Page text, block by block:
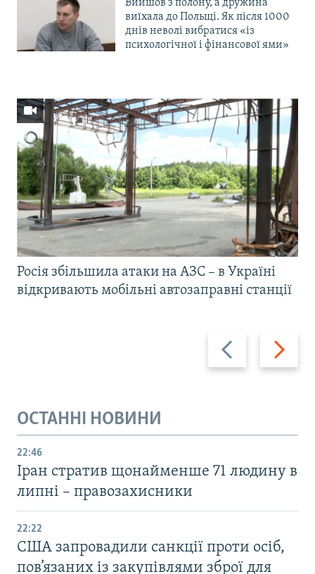
Вийшов з полону, а дружина
виїхала до Польщі. Як після 1000
днів неволі вибратися «із
психологічної і фінансової ями»
Назад Вперед
Росія збільшила атаки на АЗС – в Україні
відкривають мобільні автозаправні станції
ОСТАННІ НОВИНИ
22:46
Іран стратив щонайменше 71 людину в
липні – правозахисники
22:22
США запровадили санкції проти осіб,
пов’язаних із закупівлями зброї для